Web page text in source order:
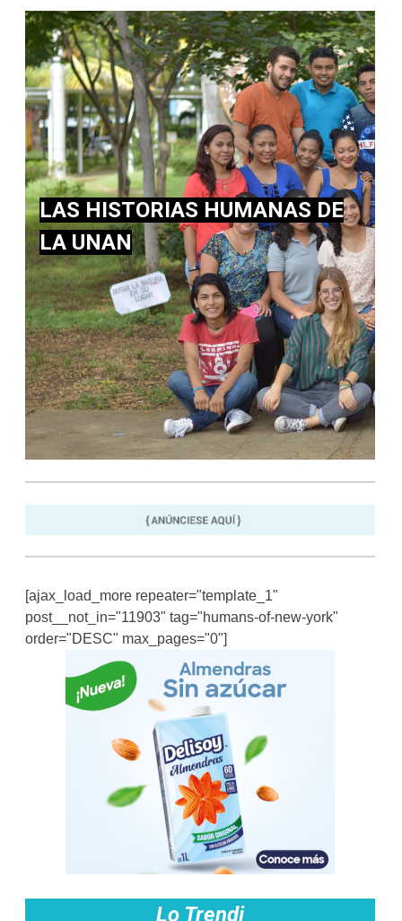
LAS HISTORIAS HUMANAS DE
LA UNAN
[ajax_load_more repeater="template_1"
post__not_in="11903" tag="humans-of-new-york"
order="DESC" max_pages="0"]
Lo Trendi